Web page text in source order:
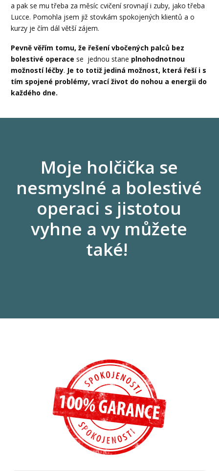
a pak se mu třeba za měsíc cvičení srovnají i zuby, jako třeba
Lucce. Pomohla jsem již stovkám spokojených klientů a o
kurzy je čím dál větší zájem.
Pevně věřím tomu, že řešení vbočených palců bez
bolestivé operace se jednou stane plnohodnotnou
možností léčby. Je to totiž jediná možnost, která řeší i s
tím spojené problémy, vrací život do nohou a energii do
každého dne.
Moje holčička se
nesmyslné a bolestivé
operaci s jistotou
vyhne a vy můžete
také!